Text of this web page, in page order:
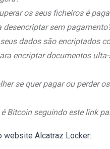
os seus ficheiros é
desencriptar sem
dados são encriptados
encriptar documentos
se quer pagar ou perder
Bitcoin seguindo este link
website Alcatraz Locker: